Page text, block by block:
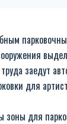
заедут
для
зоны для